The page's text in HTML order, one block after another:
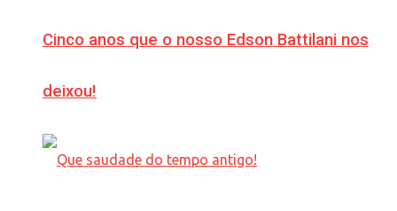
Cinco anos que o nosso Edson Battilani nos
deixou!